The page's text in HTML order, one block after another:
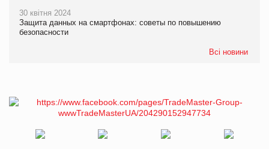
30 квітня 2024
Защита данных на смартфонах: советы по повышению
безопасности
Всі новини